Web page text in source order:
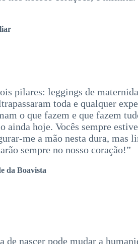
pilares: leggings de
toda e qualquer
o que fazem e que fazem
ainda hoje. Vocês sempre
me a mão nesta dura, mas
sempre no nosso coração!”
da Boavista
de nascer pode mudar a